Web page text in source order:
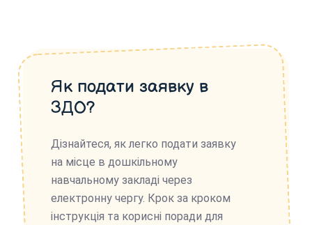
Як подати заявку в
ЗДО?
Дізнайтеся, як легко подати заявку
на місце в дошкільному
навчальному закладі через
електронну чергу. Крок за кроком
інструкція та корисні поради для